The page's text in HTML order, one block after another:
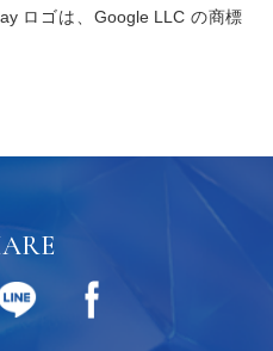
ロゴは、Google LLC の商標